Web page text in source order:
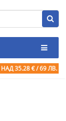
НАД 35.28 € / 69 ЛВ.